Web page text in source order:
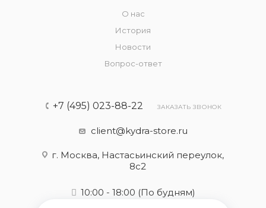
О нас
История
Новости
Вопрос-ответ
+7 (495) 023-88-22 ЗАКАЗАТЬ ЗВОНОК
client@kydra-store.ru
г. Москва, Настасьинский переулок,
8с2
10:00 - 18:00 (По будням)